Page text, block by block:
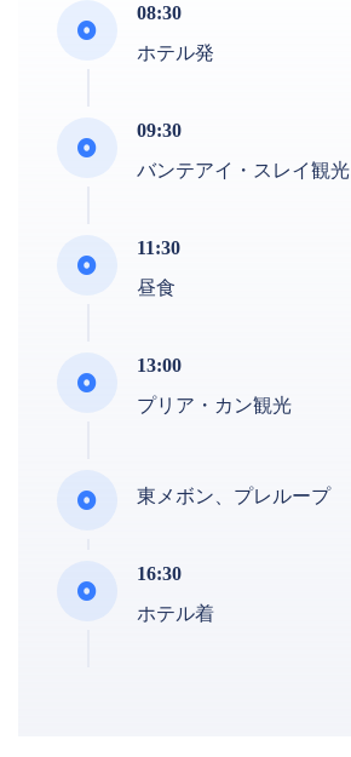
08:30
ホテル発
09:30
バンテアイ・スレイ観光
11:30
昼食
13:00
プリア・カン観光
東メボン、プレループ
16:30
ホテル着